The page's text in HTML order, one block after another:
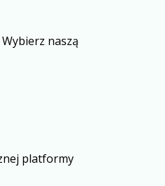
naszą
platformy